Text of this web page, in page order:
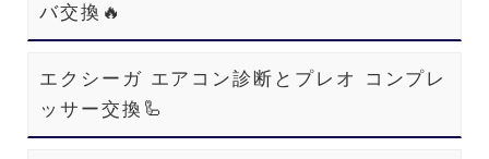
バ交換🔥
エクシーガ エアコン診断とプレオ コンプレ
ッサー交換🦾